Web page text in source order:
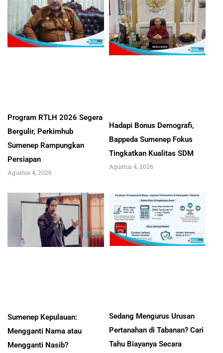
Program RTLH 2026 Segera
Bergulir, Perkimhub
Sumenep Rampungkan
Persiapan
Agustus 4, 2026
Hadapi Bonus Demografi,
Bappeda Sumenep Fokus
Tingkatkan Kualitas SDM
Agustus 4, 2026
Sumenep Kepulauan:
Mengganti Nama atau
Mengganti Nasib?
Sedang Mengurus Urusan
Pertanahan di Tabanan? Cari
Tahu Biayanya Secara